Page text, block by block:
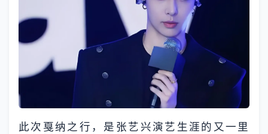
此次戛纳之行，是张艺兴演艺生涯的又一里